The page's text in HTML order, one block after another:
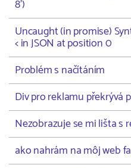
8')
Uncaught (in promise)
< in JSON at position 0
Problém s načítáním
Div pro reklamu překrývá
Nezobrazuje se mi lišta s
ako nahrám na môj web